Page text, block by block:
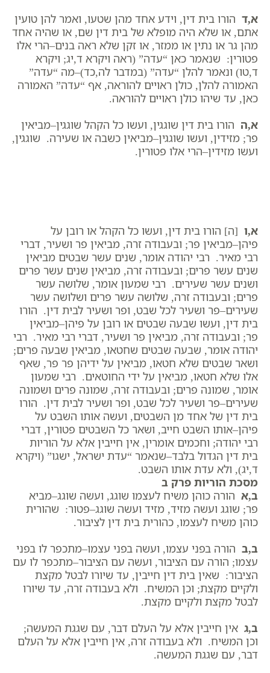
א,ד הורו בית דין, וידע אחד מהן שטעו, ואמר להן טועין
אתם, או שלא היה מופלא של בית דין שם, או שהיה אחד
מהן גר או נתין או ממזר, או זקן שלא ראה בנים–הרי אלו
פטורין: שנאמר כאן “עדה” (ראה ויקרא ד,יג; ויקרא
ד,טו) ונאמר להלן “עדה” (במדבר לה,כד)–מה “עדה”
האמורה להלן, כולן ראויים להוראה, אף “עדה” האמורה
כאן, עד שיהו כולן ראויים להוראה.
א,ה הורו בית דין שוגגין, ועשו כל הקהל שוגגין–מביאין
פר; מזידין, ועשו שוגגין–מביאין כשבה או שעירה. שוגגין,
ועשו מזידין–הרי אלו פטורין.
א,ו [ה] הורו בית דין, ועשו כל הקהל או רובן על
פיהן–מביאין פר; ובעבודה זרה, מביאין פר ושעיר, דברי
רבי מאיר. רבי יהודה אומר, שנים עשר שבטים מביאין
שנים עשר פרים; ובעבודה זרה, מביאין שנים עשר פרים
ושנים עשר שעירים. רבי שמעון אומר, שלושה עשר
פרים; ובעבודה זרה, שלושה עשר פרים ושלושה עשר
שעירים–פר ושעיר לכל שבט, ופר ושעיר לבית דין. הורו
בית דין, ועשו שבעה שבטים או רובן על פיהן–מביאין
פר; ובעבודה זרה, מביאין פר ושעיר, דברי רבי מאיר. רבי
יהודה אומר, שבעה שבטים שחטאו, מביאין שבעה פרים;
ושאר שבטים שלא חטאו, מביאין על ידיהן פר פר, שאף
אלו שלא חטאו, מביאין על ידי החוטאים. רבי שמעון
אומר, שמונה פרים; ובעבודה זרה, שמונה פרים ושמונה
שעירים–פר ושעיר לכל שבט, ופר ושעיר לבית דין. הורו
בית דין של אחד מן השבטים, ועשה אותו השבט על
פיהן–אותו השבט חייב, ושאר כל השבטים פטורין, דברי
רבי יהודה; וחכמים אומרין, אין חייבין אלא על הוריות
בית דין הגדול בלבד–שנאמר “עדת ישראל, ישגו” (ויקרא
ד,יג), ולא עדת אותו השבט.
מסכת הוריות פרק ב
ב,א הורה כוהן משיח לעצמו שוגג, ועשה שוגג–מביא
פר; שוגג ועשה מזיד, מזיד ועשה שוגג–פטור: שהורית
כוהן משיח לעצמו, כהורית בית דין לציבור.
ב,ב הורה בפני עצמו, ועשה בפני עצמו–מתכפר לו בפני
עצמו; הורה עם הציבור, ועשה עם הציבור–מתכפר לו עם
הציבור: שאין בית דין חייבין, עד שיורו לבטל מקצת
ולקיים מקצת; וכן המשיח. ולא בעבודה זרה, עד שיורו
לבטל מקצת ולקיים מקצת.
ב,ג אין חייבין אלא על העלם דבר, עם שגגת המעשה;
וכן המשיח. ולא בעבודה זרה, אין חייבין אלא על העלם
דבר, עם שגגת המעשה.